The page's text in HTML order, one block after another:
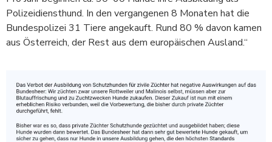
Polizeidiensthund. In den vergangenen 8 Monaten hat die
Bundespolizei 31 Tiere angekauft. Rund 80 % davon kamen
aus Österreich, der Rest aus dem europäischen Ausland.“